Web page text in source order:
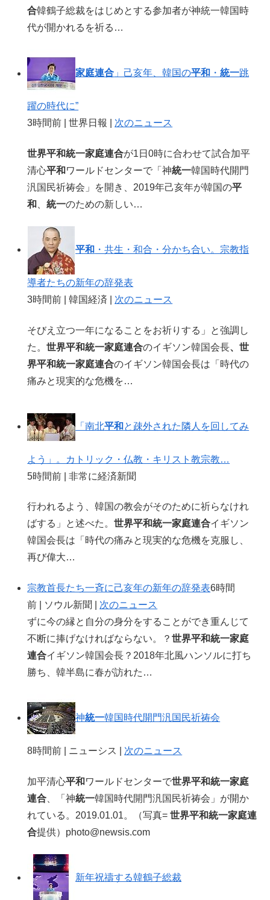
合韓鶴子総裁をはじめとする参加者が神統一韓国時
代が開かれるを祈る…
家庭連合 」己亥年、韓国の平和 ・統一跳
躍の時代に”
3時間前 | 世界日報 | 次のニュース
世界平和統一家庭連合が1日0時に合わせて試合加平
清心平和 ワールドセンターで「神統一韓国時代開門
汎国民祈祷会」を開き、2019年己亥年が韓国の平
和
、統一のための新しい…
平和 ・共生・和合・分かち合い。宗教指
導者たちの新年の辞発表
3時間前 | 韓国経済 | 次のニュース
そびえ立つ一年になることをお祈りする」と強調し
た。世界平和統一家庭連合のイギソン韓国会長、世
界平和統一家庭連合のイギソン韓国会長は「時代の
痛みと現実的な危機を…
「南北平和 と疎外された隣人を回してみ
よう」。カトリック・仏教・キリスト教宗教…
5時間前 | 非常に経済新聞
行われるよう、韓国の教会がそのために祈らなけれ
ばする」と述べた。世界平和統一家庭連合イギソン
韓国会長は「時代の痛みと現実的な危機を克服し、
再び偉大…
宗教首長たち一斉に己亥年の新年の辞発表6時間
前 | ソウル新聞 | 次のニュース
ずに今の縁と自分の身分をすることができ重んじて
不断に捧げなければならない。？世界平和統一家庭
連合イギソン韓国会長？2018年北風ハンソルに打ち
勝ち、韓半島に春が訪れた…
神統一韓国時代開門汎国民祈祷会
8時間前 | ニューシス | 次のニュース
加平清心平和 ワールドセンターで世界平和統一家庭
連合 、「神統一韓国時代開門汎国民祈祷会」が開か
れている。2019.01.01。（写真=世界平和統一家庭連
合提供）photo@newsis.com
新年祝禱する韓鶴子総裁